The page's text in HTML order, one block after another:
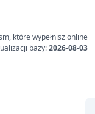
które wypełnisz online
bazy:2026-08-03